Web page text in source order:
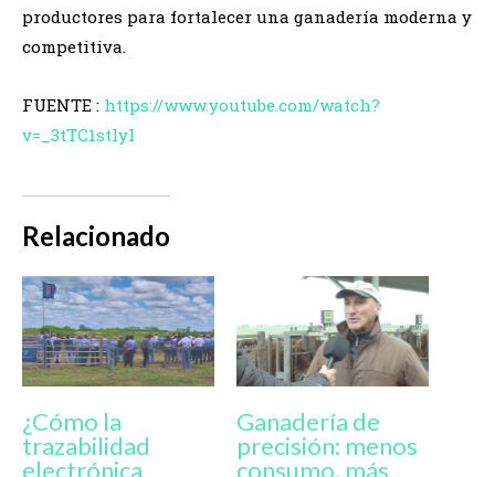
productores para fortalecer una ganadería moderna y
competitiva.
FUENTE : https://www.youtube.com/watch?
v=_3tTC1stlyI
Relacionado
¿Cómo la
trazabilidad
electrónica
Ganadería de
precisión: menos
consumo, más